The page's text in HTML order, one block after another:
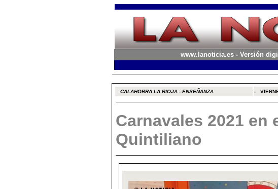
www.lanoticia.es - Versión
CALAHORRA LA RIOJA - ENSEÑANZA -
Carnavales 2021 en
Quintiliano